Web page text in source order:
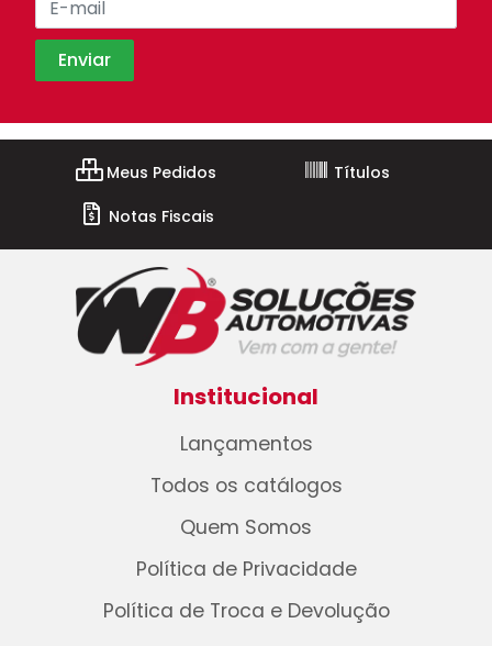
Meus Pedidos
Títulos
Notas Fiscais
Institucional
Lançamentos
Todos os catálogos
Quem Somos
Política de Privacidade
Política de Troca e Devolução